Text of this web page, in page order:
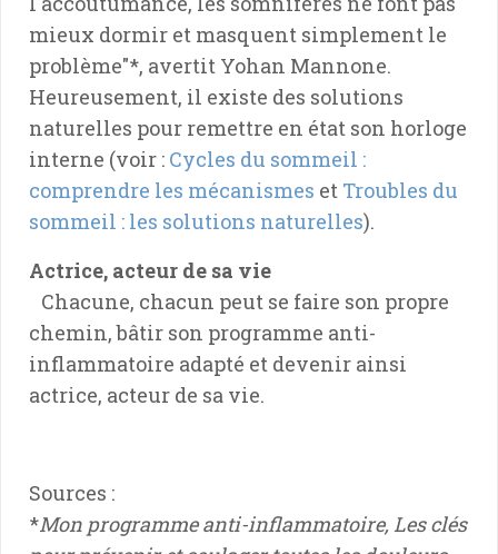
mieux dormir et masquent simplement le
problème"*, avertit Yohan Mannone.
Heureusement, il existe des solutions
naturelles pour remettre en état son horloge
interne (voir : Cycles du sommeil :
comprendre les mécanismes et Troubles du
sommeil : les solutions naturelles).
Actrice, acteur de sa vie
Chacune, chacun peut se faire son propre
chemin, bâtir son programme anti-
inflammatoire adapté et devenir ainsi
actrice, acteur de sa vie.
Sources :
*Mon programme anti-inflammatoire, Les clés